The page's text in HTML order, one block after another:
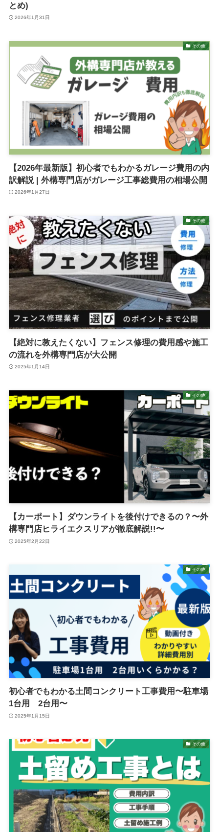
とめ)
2026年1月31日
その他
【2026年最新版】初心者でもわかるガレージ費用の内
訳解説 | 外構専門店がガレージ工事総費用の相場公開
2026年1月27日
その他
【絶対に教えたくない】フェンス修理の費用感や施工
の流れを外構専門店が大公開
2025年1月14日
その他
【カーポート】ダウンライトを後付けできるの？〜外
構専門店ヒライエクスリアが徹底解説!!〜
2025年2月22日
その他
初心者でもわかる土間コンクリート工事費用〜駐車場
1台用 2台用〜
2025年1月15日
その他